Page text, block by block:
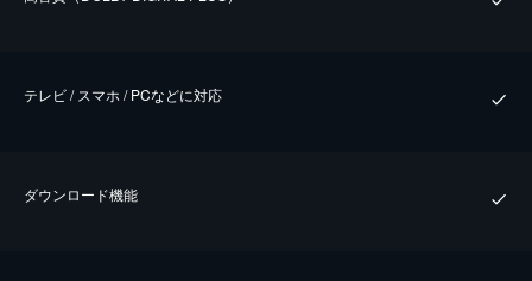
テレビ / スマホ / PCなどに対応
ダウンロード機能